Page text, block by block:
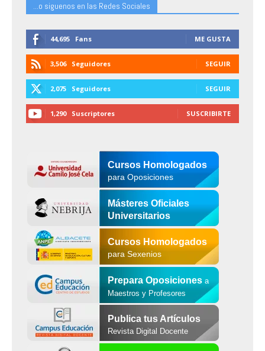
...o siguenos en las Redes Sociales
44,695 Fans ME GUSTA
3,506 Seguidores SEGUIR
2,075 Seguidores SEGUIR
1,290 Suscriptores SUSCRIBIRTE
Cursos Homologados
para Oposiciones
Másteres Oficiales
Universitarios
Cursos Homologados
para Sexenios
Prepara Oposiciones a
Maestros y Profesores
Publica tus Artículos
Revista Digital Docente